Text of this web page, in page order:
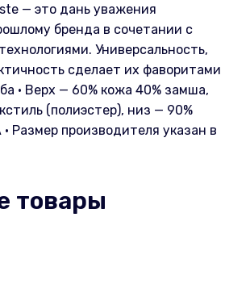
— это дань уважения
бренда в сочетании с
Универсальность,
сделает их фаворитами
• Верх — 60% кожа 40% замша,
(полиэстер), низ — 90%
Размер производителя указан в
товары